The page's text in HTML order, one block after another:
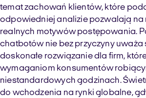
temat zachowań klientów, które
odpowiedniej analizie pozwalają na
realnych motywów postępowania.
chatbotów nie bez przyczyny uważa
doskonałe rozwiązanie dla firm,
wymaganiom konsumentów
niestandardowych godzinach.
do wchodzenia na rynki globalne,